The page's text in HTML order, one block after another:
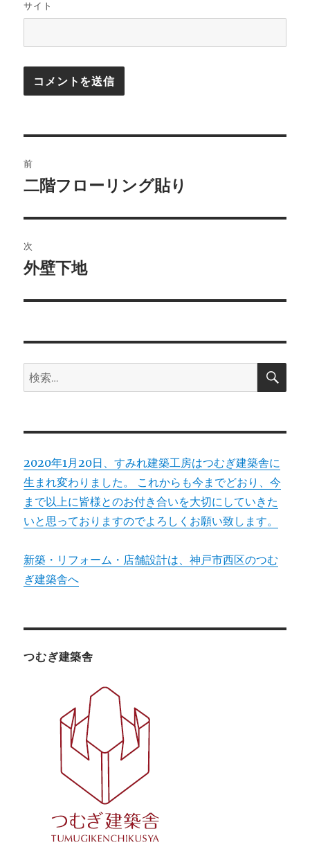
サイト
稿
ビ
ゲ
ー
ン
前
前
投
稿:
二階フローリング貼り
次
次
投
外壁下地
検
索:
検
2020年1月20日、すみれ建築工房はつむぎ建築舎に
生まれ変わりました。 これからも今までどおり、今
まで以上に皆様とのお付き合いを大切にしていきた
いと思っておりますのでよろしくお願い致します。
新築・リフォーム・店舗設計は、神戸市西区のつむ
ぎ建築舎へ
つむぎ建築舎